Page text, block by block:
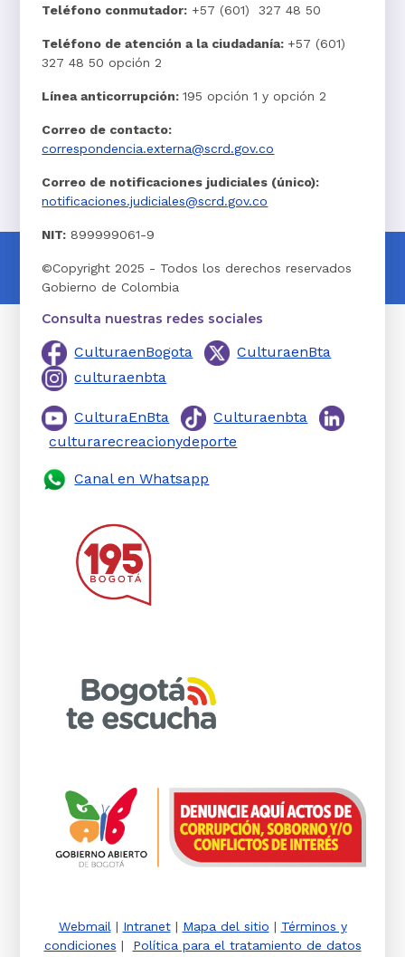
Teléfono conmutador: +57 (601) 327 48 50
Teléfono de atención a la ciudadanía: +57 (601)
327 48 50 opción 2
Línea anticorrupción:195 opción 1 y opción 2
Correo de contacto:
correspondencia.externa@scrd.gov.co
Correo de notificaciones judiciales (único):
notificaciones.judiciales@scrd.gov.co
NIT: 899999061-9
©Copyright 2025 - Todos los derechos reservados
Gobierno de Colombia
Consulta nuestras redes sociales
CulturaenBogota
CulturaenBta
culturaenbta
CulturaEnBta
Culturaenbta
culturarecreacionydeporte
Canal en Whatsapp
Webmail | Intranet| Mapa del sitio | Términos y
condiciones | Política para el tratamiento de datos